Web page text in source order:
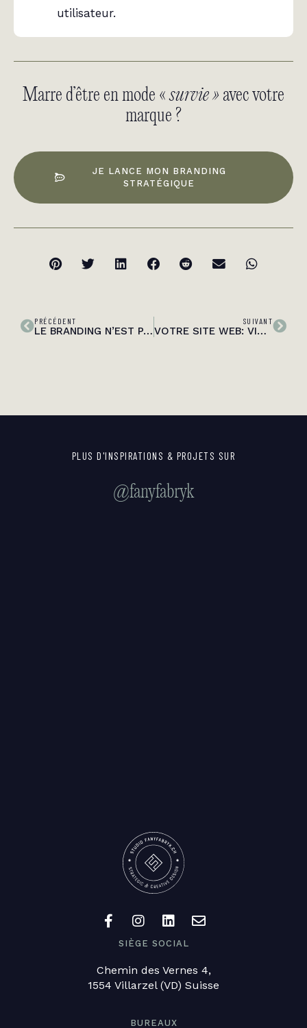
utilisateur.
Marre d’être en mode «survie » avec votre
marque ?
JE LANCE MON BRANDING
STRATÉGIQUE
PRÉCÉDENT
LE BRANDING N’EST PAS JUSTE UN JOLI LOGO
SUIVANT
VOTRE SITE WEB: VITRINE POUSSIÉREUSE OU AIMANT À CLIENTS?
PLUS D'INSPIRATIONS & PROJETS SUR
@fanyfabryk
SIÈGE SOCIAL
Chemin des Vernes 4,
1554 Villarzel (VD) Suisse
BUREAUX